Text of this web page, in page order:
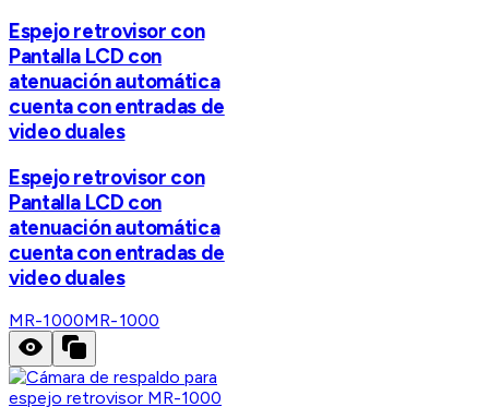
Espejo retrovisor con
Pantalla LCD con
atenuación automática
cuenta con entradas de
video duales
Espejo retrovisor con
Pantalla LCD con
atenuación automática
cuenta con entradas de
video duales
MR-1000MR-1000